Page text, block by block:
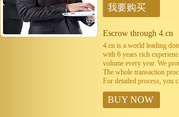
我要购买
Escrow through 4.cn
4.cn is a world leading
with 6 years rich
volume every year. We
The whole transaction
For detailed process, you
BUY NOW